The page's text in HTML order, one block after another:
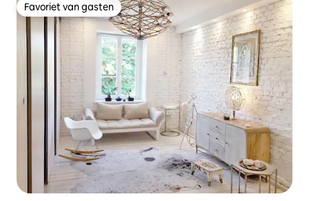
Favoriet van gasten
Favoriet van gasten